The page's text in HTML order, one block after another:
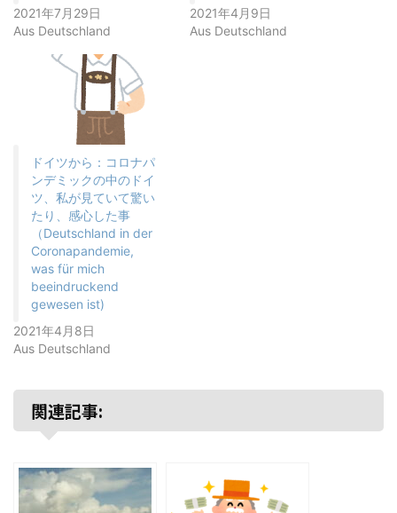
2021年7月29日
Aus Deutschland
2021年4月9日
Aus Deutschland
ドイツから：コロナパ
ンデミックの中のドイ
ツ、私が見ていて驚い
たり、感心した事
（Deutschland in der
Coronapandemie,
was für mich
beeindruckend
gewesen ist)
2021年4月8日
Aus Deutschland
関連記事: